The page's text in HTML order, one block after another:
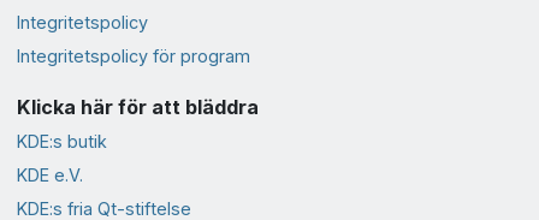
Integritetspolicy
Integritetspolicy för program
Klicka här för att bläddra
KDE:s butik
KDE e.V.
KDE:s fria Qt-stiftelse